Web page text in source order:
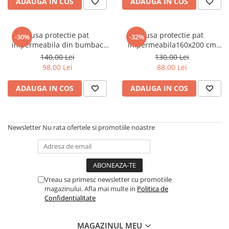
-30%Husa protectie pat
impermeabila din bumbac
180x200 cm Whitney Alez
140,00 Lei
98,00 Lei
ADAUGA IN COS
-32%Husa protectie pat
impermeabila160x200 cm
Whitney Alez
130,00 Lei
88,00 Lei
ADAUGA IN COS
Newsletter Nu rata ofertele si promotiile noastre
Vreau sa primesc newsletter cu promotiile
magazinului. Afla mai multe in Politica de
Confidentialitate
MAGAZINUL MEU